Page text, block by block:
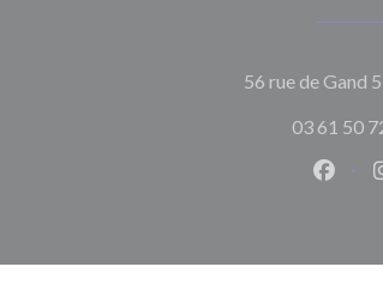
56 rue de Gand
03 61 50